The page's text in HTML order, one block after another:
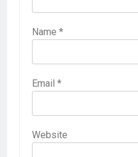
Name *
Email *
Website